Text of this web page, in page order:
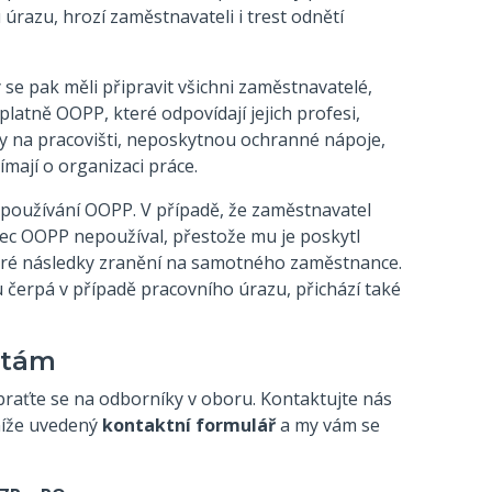
hrozí zaměstnavateli i trest odnětí
pak měli připravit všichni zaměstnavatelé,
OOPP, které odpovídají jejich profesi,
na pracovišti, neposkytnou ochranné nápoje,
o organizaci práce.
OOPP. V případě, že zaměstnavatel
OOPP nepoužíval, přestože mu je poskytl
následky zranění na samotného zaměstnance.
v případě pracovního úrazu, přichází také
se na odborníky v oboru. Kontaktujte nás
uvedený kontaktní formulářa my vám se